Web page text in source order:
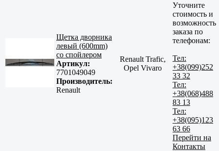
Щетка дворника
левый (600mm)
со спойлером
Артикул:
7701049049
Производитель:
Renault
Renault Trafic,
Opel Vivaro
Уточните
стоимость и
возможность
заказа по
телефонам:
Тел:
+38(099)252
33 32
Тел:
+38(068)488
83 13
Тел:
+38(095)123
63 66
Перейти на
Контакты